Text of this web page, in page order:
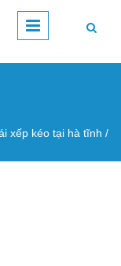
xếp kéo tại hà tĩnh /